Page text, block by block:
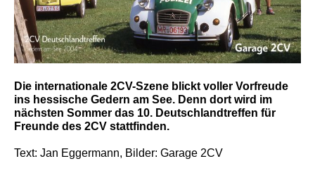
Die internationale 2CV-Szene blickt voller Vorfreude
ins hessische Gedern am See. Denn dort wird im
nächsten Sommer das 10. Deutschlandtreffen für
Freunde des 2CV stattfinden.
Text: Jan Eggermann, Bilder: Garage 2CV